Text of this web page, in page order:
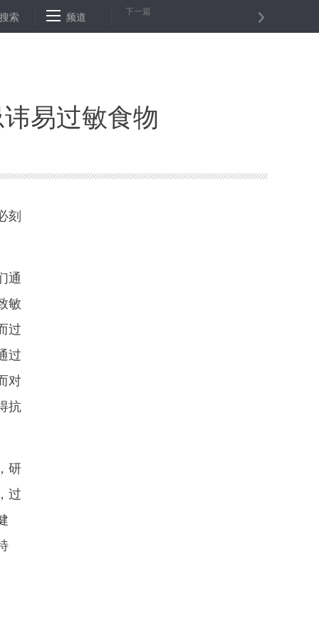
服务 拿到不起诉决定书 深圳拟明确业主市场主体地位 钱袋子将
搜索 频道 下一篇
易过敏食物
刻
通
敏
过
过
对
抗
研
过